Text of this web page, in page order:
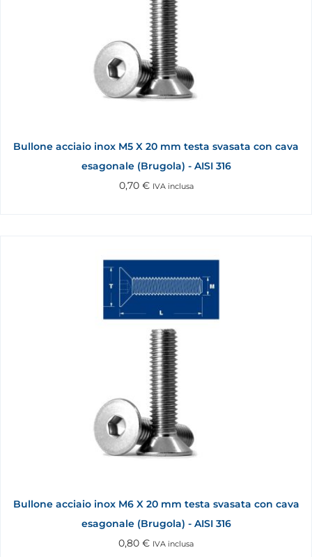
Bullone acciaio inox M5 X 20 mm testa svasata con cava
esagonale (Brugola) - AISI 316
0,70 € IVA inclusa
Bullone acciaio inox M6 X 20 mm testa svasata con cava
esagonale (Brugola) - AISI 316
0,80 € IVA inclusa